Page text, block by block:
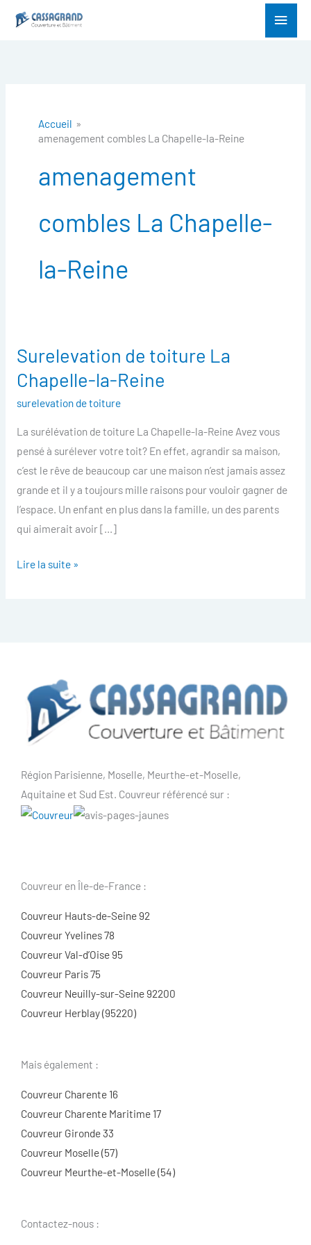
Menu
Accueil
amenagement combles La Chapelle-la-Reine
amenagement
combles La Chapelle-
la-Reine
Surelevation de toiture La
Chapelle-la-Reine
surelevation de toiture
La surélévation de toiture La Chapelle-la-Reine Avez vous
pensé à surélever votre toit? En effet, agrandir sa maison,
c’est le rêve de beaucoup car une maison n’est jamais assez
grande et il y a toujours mille raisons pour vouloir gagner de
l’espace. Un enfant en plus dans la famille, un des parents
qui aimerait avoir […]
Surelevation
de
toiture
La
Chapelle-
la-
Reine
Lire la suite »
Région Parisienne, Moselle, Meurthe-et-Moselle,
Aquitaine et Sud Est. Couvreur référencé sur :
Couvreur en Île-de-France :
Couvreur Hauts-de-Seine 92
Couvreur Yvelines 78
Couvreur Val-d’Oise 95
Couvreur Paris 75
Couvreur Neuilly-sur-Seine 92200
Couvreur Herblay (95220)
Mais également :
Couvreur Charente 16
Couvreur Charente Maritime 17
Couvreur Gironde 33
Couvreur Moselle (57)
Couvreur Meurthe-et-Moselle (54)
Contactez-nous :